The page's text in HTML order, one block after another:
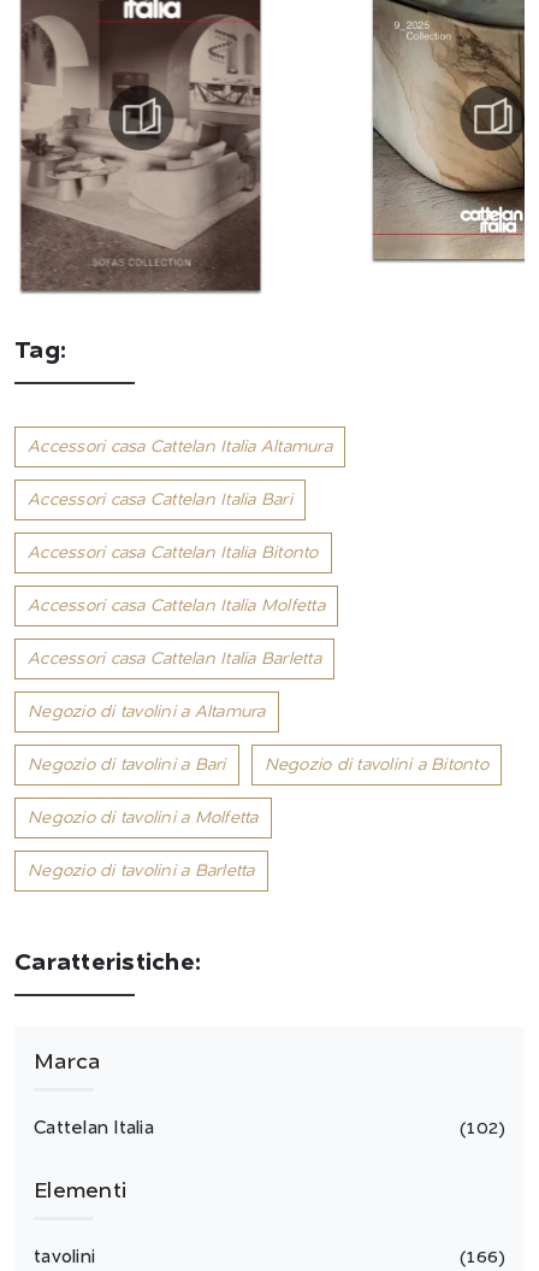
Tag:
Accessori casa Cattelan Italia Altamura
Accessori casa Cattelan Italia Bari
Accessori casa Cattelan Italia Bitonto
Accessori casa Cattelan Italia Molfetta
Accessori casa Cattelan Italia Barletta
Negozio di tavolini a Altamura
Negozio di tavolini a Bari Negozio di tavolini a Bitonto
Negozio di tavolini a Molfetta
Negozio di tavolini a Barletta
Caratteristiche:
Marca
Cattelan Italia 102
Elementi
tavolini 166